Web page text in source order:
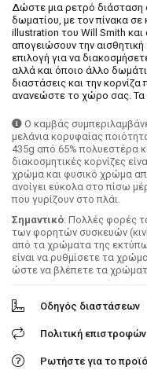
Δώστε μια ρετρό διάσταση
δωματίου, με τον πίνακα
illustration του Will Smith
απογειώσουν την
επιλογή για να
αλλά και όποιο άλλο
διαστάσεις και την κορνίζα
ανανεώστε το χώρο σας. Τα
Ο καμβάς
μελάνια κορυφαίας
435g από 65% πολυεστέρα
διακοσμητικές κορνίζες
χρώμα και φυσικό χρώμα
ανοίγει εύκολα στο πίσω
που γυρίζουν στο πλάι.
Σημαντικό: Πολλές φορές
των φορητών συσκευών
από τα χρώματα της
είναι να ρυθμίσετε τα
ώστε να βλέπετε τα
Οδηγός διαστάσεων
Πολιτική επιστροφών
Ρωτήστε για το